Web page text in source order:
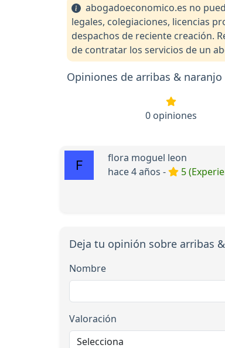
abogadoeconomico.es no
legales, colegiaciones, licencias
despachos de reciente creación.
de contratar los servicios de un
Opiniones de arribas &
0 opiniones
flora moguel leon
hace 4 años -
5
Deja tu opinión sobre arribas
Nombre
Valoración